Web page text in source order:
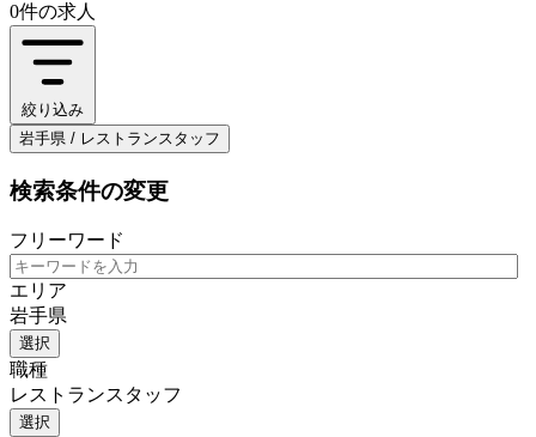
0件の求人
絞り込み
岩手県 / レストランスタッフ
検索条件の変更
フリーワード
エリア
岩手県
選択
職種
レストランスタッフ
選択